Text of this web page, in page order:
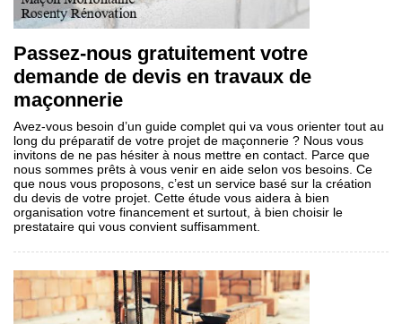
Passez-nous gratuitement votre
demande de devis en travaux de
maçonnerie
Avez-vous besoin d’un guide complet qui va vous orienter tout au
long du préparatif de votre projet de maçonnerie ? Nous vous
invitons de ne pas hésiter à nous mettre en contact. Parce que
nous sommes prêts à vous venir en aide selon vos besoins. Ce
que nous vous proposons, c’est un service basé sur la création
du devis de votre projet. Cette étude vous aidera à bien
organisation votre financement et surtout, à bien choisir le
prestataire qui vous convient suffisamment.